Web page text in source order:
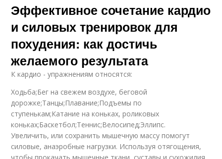
Эффективное сочетание кардио
и силовых тренировок для
похудения: как достичь
желаемого результата
К кардио - упражнениям относятся:
Ходьба;Бег на свежем воздухе, беговой
дорожке;Танцы;Плавание;Подъемы по
ступенькам;Катание на коньках, роликовых
коньках;Баскетбол;Теннис;Велосипед;Эллипс.
Увеличить, или сохранить мышечную массу помогут
силовые, анаэробные нагрузки. Используя отягощения,